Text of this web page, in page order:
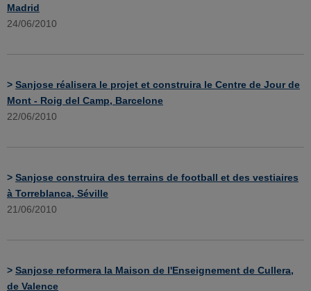
Madrid
24/06/2010
> Sanjose réalisera le projet et construira le Centre de Jour de
Mont - Roig del Camp, Barcelone
22/06/2010
> Sanjose construira des terrains de football et des vestiaires
à Torreblanca, Séville
21/06/2010
> Sanjose reformera la Maison de l'Enseignement de Cullera,
de Valence